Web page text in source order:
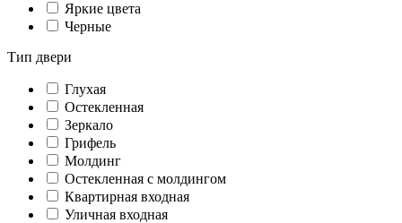
Яркие цвета
Черные
Тип двери
Глухая
Остекленная
Зеркало
Грифель
Молдинг
Остекленная с молдингом
Квартирная входная
Уличная входная